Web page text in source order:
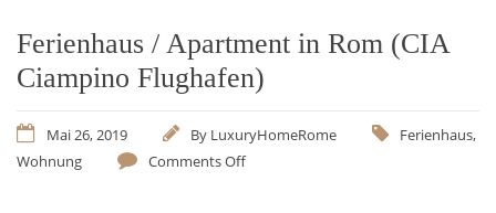
Ferienhaus / Apartment in Rom (CIA
Ciampino Flughafen)
Mai 26, 2019 By LuxuryHomeRome Ferienhaus,
Wohnung
Comments Off